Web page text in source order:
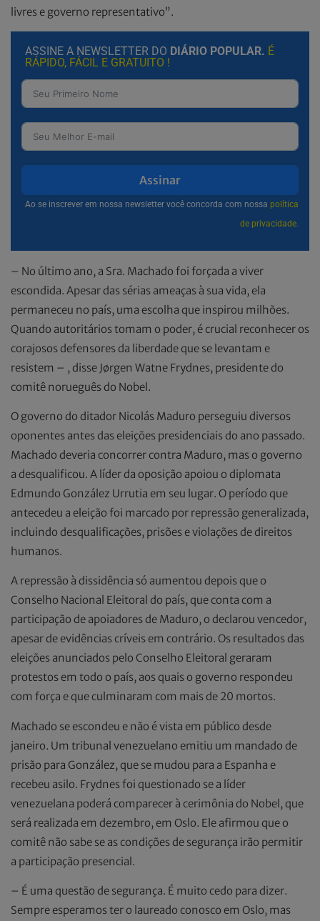
livres e governo representativo”.
ASSINE A NEWSLETTER DO DIÁRIO POPULAR. É
RÁPIDO, FÁCIL E GRATUITO !
Assinar
Ao se inscrever em nossa newsletter você concorda com nossa política
de privacidade.
– No último ano, a Sra. Machado foi forçada a viver
escondida. Apesar das sérias ameaças à sua vida, ela
permaneceu no país, uma escolha que inspirou milhões.
Quando autoritários tomam o poder, é crucial reconhecer os
corajosos defensores da liberdade que se levantam e
resistem – , disse Jørgen Watne Frydnes, presidente do
comitê norueguês do Nobel.
O governo do ditador Nicolás Maduro perseguiu diversos
oponentes antes das eleições presidenciais do ano passado.
Machado deveria concorrer contra Maduro, mas o governo
a desqualificou. A líder da oposição apoiou o diplomata
Edmundo González Urrutia em seu lugar. O período que
antecedeu a eleição foi marcado por repressão generalizada,
incluindo desqualificações, prisões e violações de direitos
humanos.
A repressão à dissidência só aumentou depois que o
Conselho Nacional Eleitoral do país, que conta com a
participação de apoiadores de Maduro, o declarou vencedor,
apesar de evidências críveis em contrário. Os resultados das
eleições anunciados pelo Conselho Eleitoral geraram
protestos em todo o país, aos quais o governo respondeu
com força e que culminaram com mais de 20 mortos.
Machado se escondeu e não é vista em público desde
janeiro. Um tribunal venezuelano emitiu um mandado de
prisão para González, que se mudou para a Espanha e
recebeu asilo. Frydnes foi questionado se a líder
venezuelana poderá comparecer à cerimônia do Nobel, que
será realizada em dezembro, em Oslo. Ele afirmou que o
comitê não sabe se as condições de segurança irão permitir
a participação presencial.
– É uma questão de segurança. É muito cedo para dizer.
Sempre esperamos ter o laureado conosco em Oslo, mas